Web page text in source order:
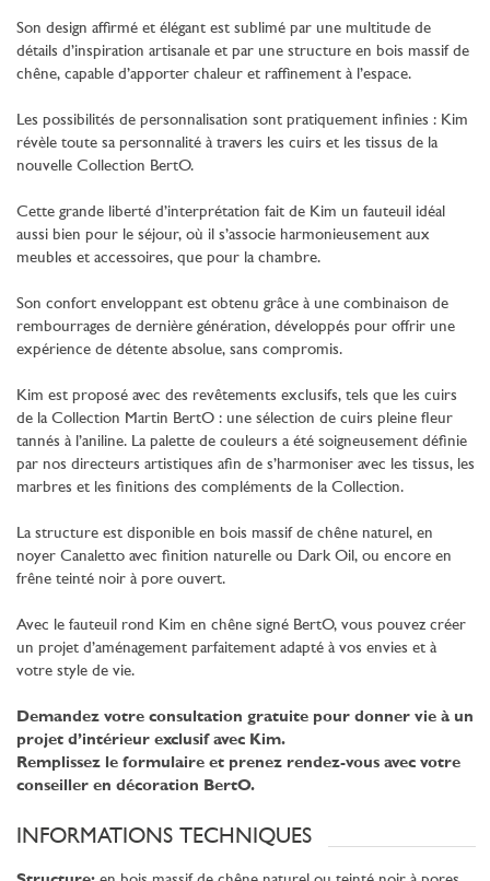
Son design affirmé et élégant est sublimé par une multitude de
détails d’inspiration artisanale et par une structure en bois massif de
chêne, capable d’apporter chaleur et raffinement à l’espace.
Les possibilités de personnalisation sont pratiquement infinies : Kim
révèle toute sa personnalité à travers les cuirs et les tissus de la
nouvelle Collection BertO.
Cette grande liberté d’interprétation fait de Kim un fauteuil idéal
aussi bien pour le séjour, où il s’associe harmonieusement aux
meubles et accessoires, que pour la chambre.
Son confort enveloppant est obtenu grâce à une combinaison de
rembourrages de dernière génération, développés pour offrir une
expérience de détente absolue, sans compromis.
Kim est proposé avec des revêtements exclusifs, tels que les cuirs
de la Collection Martin BertO : une sélection de cuirs pleine fleur
tannés à l’aniline. La palette de couleurs a été soigneusement définie
par nos directeurs artistiques afin de s’harmoniser avec les tissus, les
marbres et les finitions des compléments de la Collection.
La structure est disponible en bois massif de chêne naturel, en
noyer Canaletto avec finition naturelle ou Dark Oil, ou encore en
frêne teinté noir à pore ouvert.
Avec le fauteuil rond Kim en chêne signé BertO, vous pouvez créer
un projet d’aménagement parfaitement adapté à vos envies et à
votre style de vie.
Demandez votre consultation gratuite pour donner vie à un
projet d’intérieur exclusif avec Kim.
Remplissez le formulaire et prenez rendez-vous avec votre
conseiller en décoration BertO.
INFORMATIONS TECHNIQUES